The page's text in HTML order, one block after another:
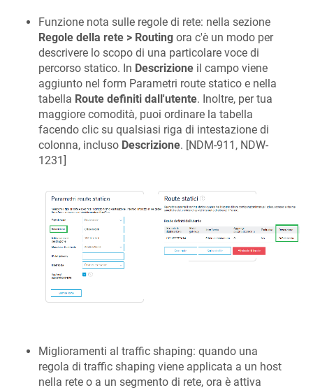
Funzione nota sulle regole di rete: nella sezione
Regole della rete > Routing ora c'è un modo per
descrivere lo scopo di una particolare voce di
percorso statico. In Descrizione il campo viene
aggiunto nel form Parametri route statico e nella
tabella Route definiti dall'utente. Inoltre, per tua
maggiore comodità, puoi ordinare la tabella
facendo clic su qualsiasi riga di intestazione di
colonna, incluso Descrizione. [NDM-911, NDW-
1231]
Miglioramenti al traffic shaping: quando una
regola di traffic shaping viene applicata a un host
nella rete o a un segmento di rete, ora è attiva